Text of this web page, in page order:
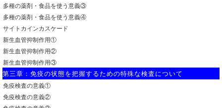
多種の薬剤・食品を使う意義③
多種の薬剤・食品を使う意義④
サイトカインカスケード
新生血管抑制作用①
新生血管抑制作用②
新生血管抑制作用③
第三章：免疫の状態を把握するための特殊な検査について
免疫検査の意義①
免疫検査の意義②